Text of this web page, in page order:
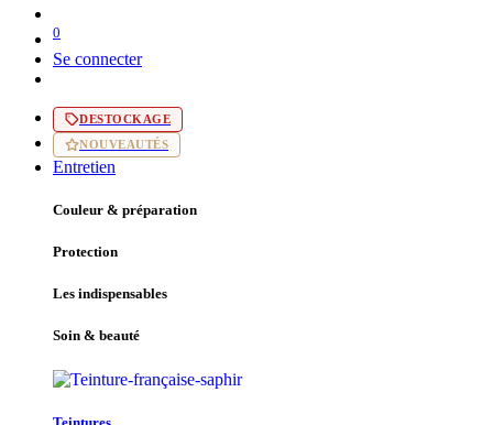
0
Se connecter
DESTOCKAGE
NOUVEAUTÉS
Entretien
Couleur & préparation
Protection
Les indispensables
Soin & beauté